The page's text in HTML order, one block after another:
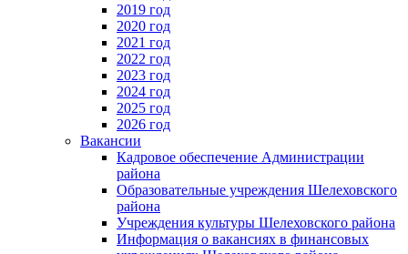
2019 год
2020 год
2021 год
2022 год
2023 год
2024 год
2025 год
2026 год
Вакансии
Кадровое обеспечение Администрации
района
Образовательные учреждения Шелеховского
района
Учреждения культуры Шелеховского района
Информация о вакансиях в финансовых